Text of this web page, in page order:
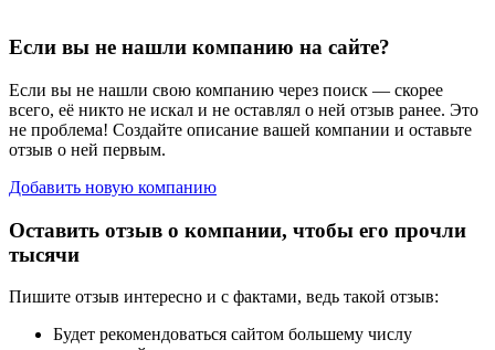
Если вы не нашли компанию на сайте?
Если вы не нашли свою компанию через поиск — скорее
всего, её никто не искал и не оставлял о ней отзыв ранее. Это
не проблема! Создайте описание вашей компании и оставьте
отзыв о ней первым.
Добавить новую компанию
Оставить отзыв о компании, чтобы его прочли
тысячи
Пишите отзыв интересно и с фактами, ведь такой отзыв:
Будет рекомендоваться сайтом большему числу